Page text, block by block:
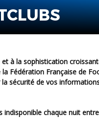
Fédération Française de
sécurité de vos
indisponible chaque nuit entre